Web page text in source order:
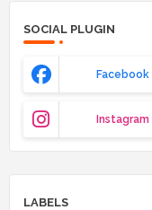
SOCIAL PLUGIN
Facebook
Instagram
LABELS